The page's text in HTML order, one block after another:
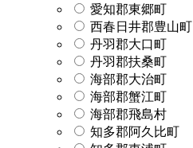
愛知郡東郷町
西春日井郡豊山町
丹羽郡大口町
丹羽郡扶桑町
海部郡大治町
海部郡蟹江町
海部郡飛島村
知多郡阿久比町